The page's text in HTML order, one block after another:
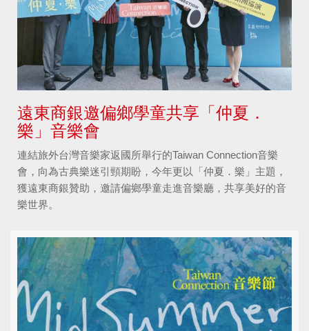
遠東商銀邀偏鄉學童共享「仲夏．
樂」音樂會
連結旅外台灣音樂家返國所舉行的Taiwan Connection音樂
會，向為古典樂迷引頸期盼，今年更以「仲夏．樂」主題，
獲遠東商銀贊助，邀請偏鄉學童走進音樂廳，共享美好的音
樂世界。